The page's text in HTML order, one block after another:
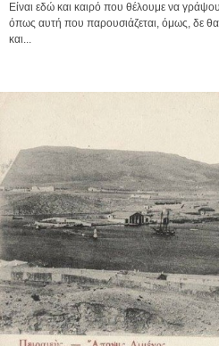
Είναι εδώ και καιρό που θέλουμε να
όπως αυτή που παρουσιάζεται, όμως, δε
και...